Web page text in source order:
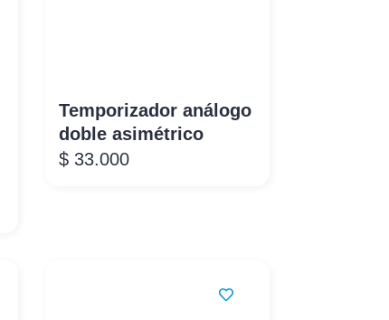
Temporizador análogo
doble asimétrico
$33.000